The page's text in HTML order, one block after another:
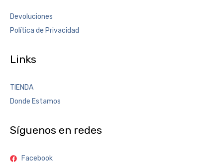
Devoluciones
Política de Privacidad
Links
TIENDA
Donde Estamos
Síguenos en redes
Facebook